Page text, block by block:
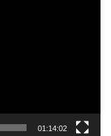
01:14:02